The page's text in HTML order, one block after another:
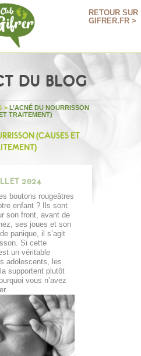
RETOUR SUR
GIFRER.FR >
DU BLOG
> L’ACNÉ DU NOURRISSON
TRAITEMENT)
(CAUSES ET
2024
boutons rougeâtres
enfant ? Ils sont
son front, avant de
ses joues et son
panique, il s’agit
Si cette
un véritable
adolescents, les
supportent plutôt
vous n’avez